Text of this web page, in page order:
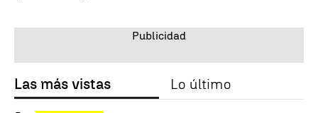
Las más vistas Lo último